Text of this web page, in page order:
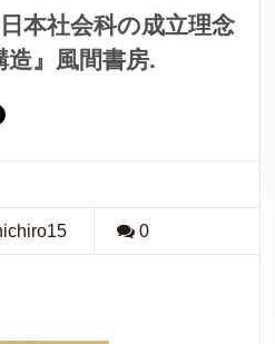
本社会科の成立理念
』風間書房.
0